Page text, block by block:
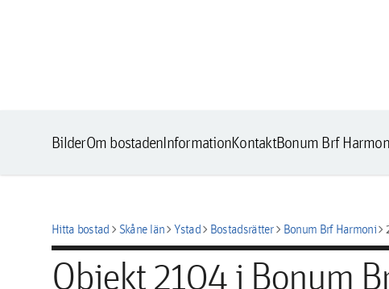
BilderOm bostadenInformationKontaktBonum Brf
Hitta bostadchevron_rightSkåne länchevron_rightYstadchevron_rightBostadsrätterchevron_rightBonum Brf Harmonichevron_right
Objekt 2104 i Bonum